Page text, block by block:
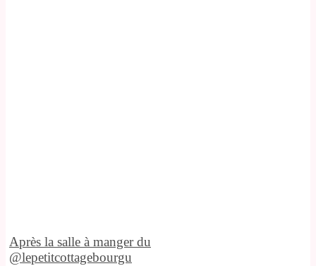
Après la salle à manger du
@lepetitcottagebourgu